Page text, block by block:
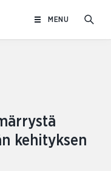
MENU
kehityksen